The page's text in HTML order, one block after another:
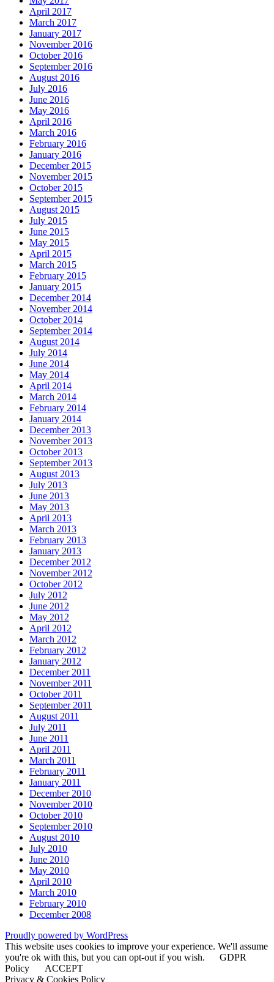
April 2017
March 2017
January 2017
November 2016
October 2016
September 2016
August 2016
July 2016
June 2016
May 2016
April 2016
March 2016
February 2016
January 2016
December 2015
November 2015
October 2015
September 2015
August 2015
July 2015
June 2015
May 2015
April 2015
March 2015
February 2015
January 2015
December 2014
November 2014
October 2014
September 2014
August 2014
July 2014
June 2014
May 2014
April 2014
March 2014
February 2014
January 2014
December 2013
November 2013
October 2013
September 2013
August 2013
July 2013
June 2013
May 2013
April 2013
March 2013
February 2013
January 2013
December 2012
November 2012
October 2012
July 2012
June 2012
May 2012
April 2012
March 2012
February 2012
January 2012
December 2011
November 2011
October 2011
September 2011
August 2011
July 2011
June 2011
April 2011
March 2011
February 2011
January 2011
December 2010
November 2010
October 2010
September 2010
August 2010
July 2010
June 2010
May 2010
April 2010
March 2010
February 2010
December 2008
Proudly powered by WordPress
This website uses cookies to improve your experience. We'll assume
you're ok with this, but you can opt-out if you wish.
GDPR
Policy
ACCEPT
Privacy & Cookies Policy